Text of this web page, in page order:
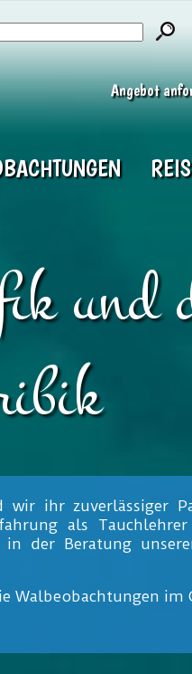
Angebot
und
wir ihr zuverlässiger
als
in der Beratung
Walbeobachtungen im